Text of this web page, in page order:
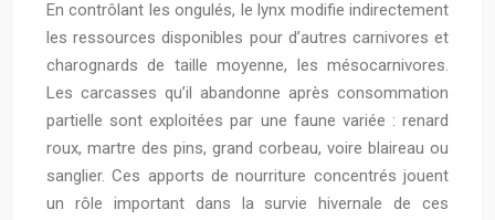
En contrôlant les ongulés, le lynx modifie indirectement
les ressources disponibles pour d’autres carnivores et
charognards de taille moyenne, les mésocarnivores.
Les carcasses qu’il abandonne après consommation
partielle sont exploitées par une faune variée : renard
roux, martre des pins, grand corbeau, voire blaireau ou
sanglier. Ces apports de nourriture concentrés jouent
un rôle important dans la survie hivernale de ces